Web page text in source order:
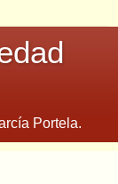
Portela.